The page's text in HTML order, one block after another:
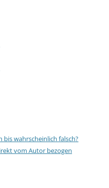
wahrscheinlich falsch?
vom Autor bezogen